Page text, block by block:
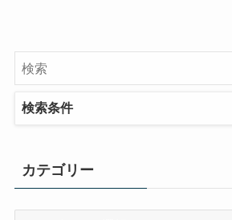
検索条件
カテゴリー